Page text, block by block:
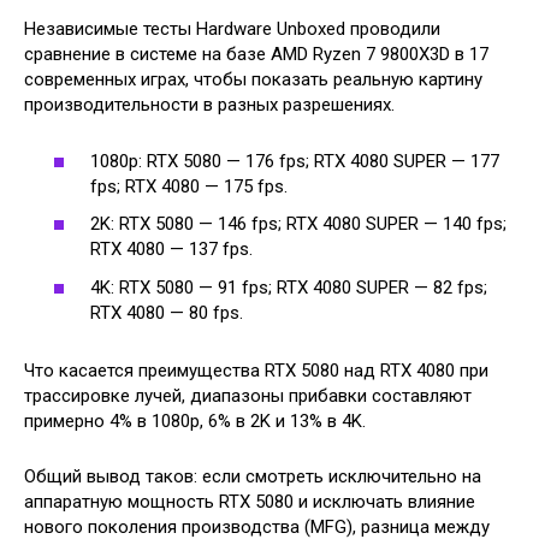
Независимые тесты Hardware Unboxed проводили
сравнение в системе на базе AMD Ryzen 7 9800X3D в 17
современных играх, чтобы показать реальную картину
производительности в разных разрешениях.
1080p: RTX 5080 — 176 fps; RTX 4080 SUPER — 177
fps; RTX 4080 — 175 fps.
2K: RTX 5080 — 146 fps; RTX 4080 SUPER — 140 fps;
RTX 4080 — 137 fps.
4K: RTX 5080 — 91 fps; RTX 4080 SUPER — 82 fps;
RTX 4080 — 80 fps.
Что касается преимущества RTX 5080 над RTX 4080 при
трассировке лучей, диапазоны прибавки составляют
примерно 4% в 1080p, 6% в 2K и 13% в 4K.
Общий вывод таков: если смотреть исключительно на
аппаратную мощность RTX 5080 и исключать влияние
нового поколения производства (MFG), разница между